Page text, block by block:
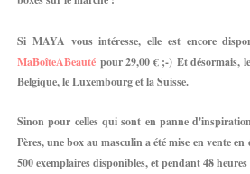
Si MAYA vous intéresse, elle est encore
MaBoîteABeauté pour 29,00 € ;-) Et désormais,
Belgique, le Luxembourg et la Suisse.
Sinon pour celles qui sont en panne
Pères, une box au masculin a été mise en vente en
500 exemplaires disponibles, et pendant 48 heures